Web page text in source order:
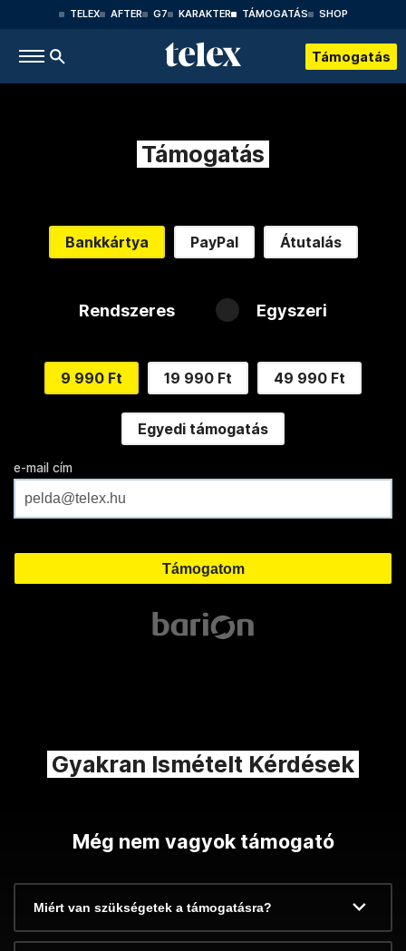
TELEX AFTER G7 KARAKTER TÁMOGATÁS SHOP
Támogatás
Támogatás
Bankkártya PayPal Átutalás
Rendszeres Egyszeri
9 990 Ft 19 990 Ft 49 990 Ft
Egyedi támogatás
e-mail cím
Gyakran Ismételt Kérdések
Még nem vagyok támogató
Miért van szükségetek a támogatásra?